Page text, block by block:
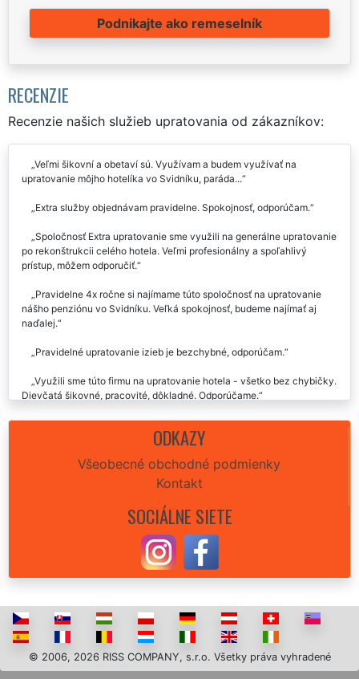
Podnikajte ako remeselník
RECENZIE
Recenzie našich služieb upratovania od zákazníkov:
Veľmi šikovní a obetaví sú. Využívam a budem využívať na
upratovanie môjho hotelíka vo Svidníku, paráda...
Extra služby objednávam pravidelne. Spokojnosť, odporúčam.
Spoločnosť Extra upratovanie sme využili na generálne upratovanie
po rekonštrukcii celého hotela. Veľmi profesionálny a spoľahlivý
prístup, môžem odporučiť.
Pravidelne 4x ročne si najímame túto spoločnosť na upratovanie
nášho penziónu vo Svidníku. Veľká spokojnosť, budeme najímať aj
naďalej.
Pravidelné upratovanie izieb je bezchybné, odporúčam.
Využili sme túto firmu na upratovanie hotela - všetko bez chybičky.
Dievčatá šikovné, pracovité, dôkladné. Odporúčame.
ODKAZY
Všeobecné obchodné podmienky
Kontakt
SOCIÁLNE SIETE
© 2006, 2026 RISS COMPANY, s.r.o. Všetky práva vyhradené